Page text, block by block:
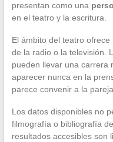
presentan como una
en el teatro y la escritura.
El ámbito del teatro
de la radio o la televisión.
pueden llevar una carrera
aparecer nunca en la
parece convenir a la pareja.
Los datos disponibles no
filmografía o bibliografía
resultados accesibles son